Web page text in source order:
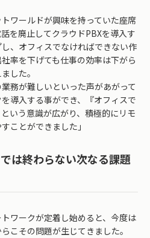
トワールドが興味を持っていた座席
を廃止してクラウドPBXを導入す
、オフィスでなければできない作
率を下げても仕事の効率は下がら
した。
務が難しいといった声があがって
導入する事ができ、『オフィスで
いう意識が広がり、積極的にリモ
ことができました」
は終わらない次なる課題
ワークが定着し始めると、今度は
こその問題が生じてきました。